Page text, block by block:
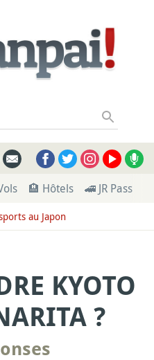
🏨 Hôtels 🚄 JR Pass
au Japon
KYOTO
?